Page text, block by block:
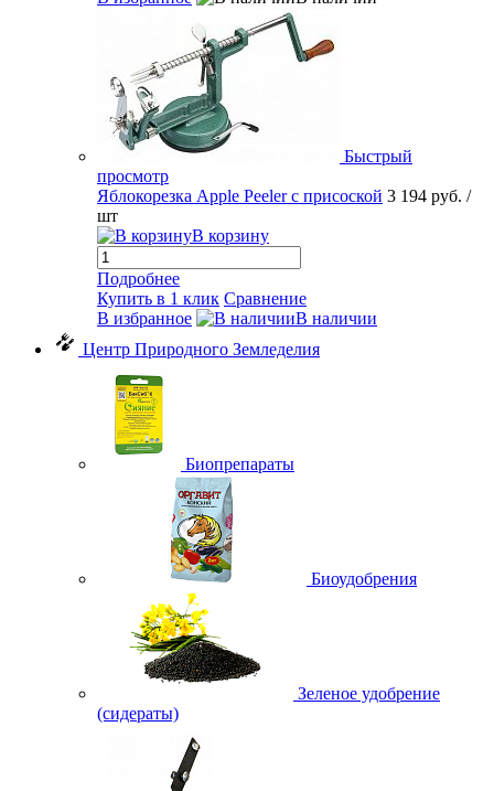
Быстрый
просмотр
Яблокорезка Apple Peeler с присоской 3 194 руб. /
шт
В корзину
Подробнее
Купить в 1 клик Сравнение
В избранное
В наличии
Центр Природного Земледелия
Биопрепараты
Биоудобрения
Зеленое удобрение
(сидераты)